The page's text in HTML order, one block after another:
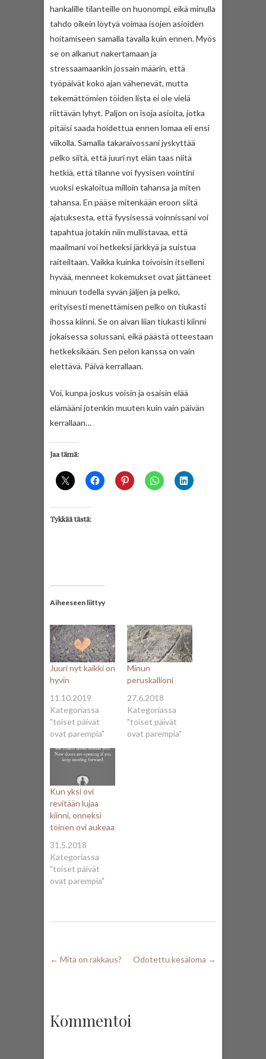
hankalille tilanteille on huonompi, eikä minulla
tahdo oikein löytyä voimaa isojen asioiden
hoitamiseen samalla tavalla kuin ennen. Myös
se on alkanut nakertamaan ja
stressaamaankin jossain määrin, että
työpäivät koko ajan vähenevät, mutta
tekemättömien töiden lista ei ole vielä
riittävän lyhyt. Paljon on isoja asioita, jotka
pitäisi saada hoidettua ennen lomaa eli ensi
viikolla. Samalla takaraivossani jyskyttää
pelko siitä, että juuri nyt elän taas niitä
hetkiä, että tilanne voi fyysisen vointini
vuoksi eskaloitua milloin tahansa ja miten
tahansa. En pääse mitenkään eroon siitä
ajatuksesta, että fyysisessä voinnissani voi
tapahtua jotakin niin mullistavaa, että
maailmani voi hetkeksi järkkyä ja suistua
raiteiltaan. Vaikka kuinka toivoisin itselleni
hyvää, menneet kokemukset ovat jättäneet
minuun todella syvän jäljen ja pelko,
erityisesti menettämisen pelko on tiukasti
ihossa kiinni. Se on aivan liian tiukasti kiinni
jokaisessa solussani, eikä päästä otteestaan
hetkeksikään. Sen pelon kanssa on vain
elettävä. Päivä kerrallaan.
Voi, kunpa joskus voisin ja osaisin elää
elämääni jotenkin muuten kuin vain päivän
kerrallaan…
Jaa tämä:
Tykkää tästä:
Aiheeseen liittyy
Juuri nyt kaikki on
hyvin
11.10.2019
Kategoriassa
"toiset päivät
ovat parempia"
Minun
peruskallioni
27.6.2018
Kategoriassa
"toiset päivät
ovat parempia"
Kun yksi ovi
revitään lujaa
kiinni, onneksi
toinen ovi aukeaa
31.5.2018
Kategoriassa
"toiset päivät
ovat parempia"
← Mitä on rakkaus? Odotettu kesäloma →
Kommentoi